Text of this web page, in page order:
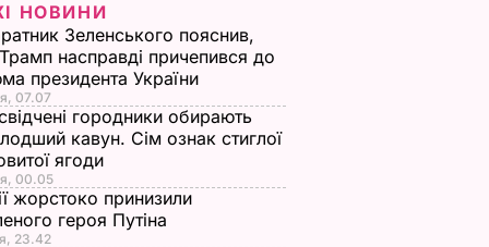
НОВИНИ
Зеленського пояснив,
насправді причепився до
президента України
07.07
городники обирають
кавун. Сім ознак стиглої
ягоди
00.05
жорстоко принизили
героя Путіна
23.42